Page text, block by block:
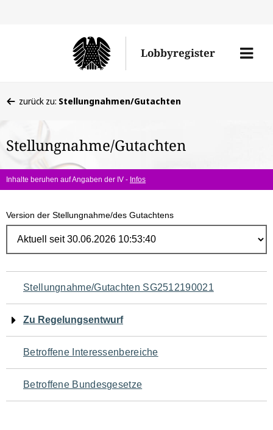
Lobbyregister
Menü
befinden
hier:
zurück zu: Stellungnahmen/Gutachten
Stellungnahme/Gutachten
Inhalte beruhen auf Angaben der IV - Infos
Version der Stellungnahme/des Gutachtens
Navigation
für
den
Seiteninhalt
Stellungnahme/Gutachten SG2512190021
Zu Regelungsentwurf
Betroffene Interessenbereiche
Betroffene Bundesgesetze